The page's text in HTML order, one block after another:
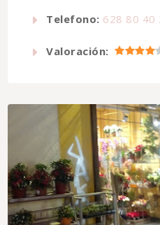
Telefono: 628 80 40
Valoración: